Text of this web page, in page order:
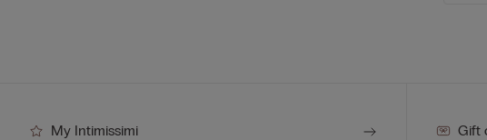
My Intimissimi Gift